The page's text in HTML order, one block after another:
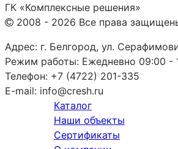
ГК «Комплексные решения»
2008 - 2026 Все права
Адрес: г. Белгород, ул.
Режим работы: Ежедневно 09:00 -
Телефон: +7 (4722) 201-335
E-mail: info@cresh.ru
Каталог
Наши объекты
Сертификаты